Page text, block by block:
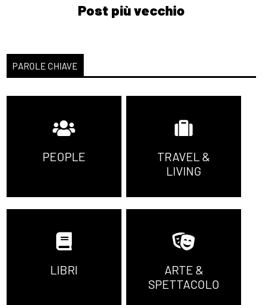
Post più vecchio
PAROLE CHIAVE
PEOPLE
TRAVEL &
LIVING
LIBRI
ARTE &
SPETTACOLO